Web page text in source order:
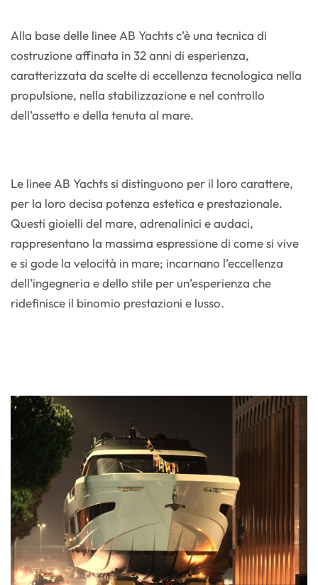
Alla base delle linee AB Yachts c’è una tecnica di
costruzione affinata in 32 anni di esperienza,
caratterizzata da scelte di eccellenza tecnologica nella
propulsione, nella stabilizzazione e nel controllo
dell’assetto e della tenuta al mare.
Le linee AB Yachts si distinguono per il loro carattere,
per la loro decisa potenza estetica e prestazionale.
Questi gioielli del mare, adrenalinici e audaci,
rappresentano la massima espressione di come si vive
e si gode la velocità in mare; incarnano l’eccellenza
dell’ingegneria e dello stile per un’esperienza che
ridefinisce il binomio prestazioni e lusso.